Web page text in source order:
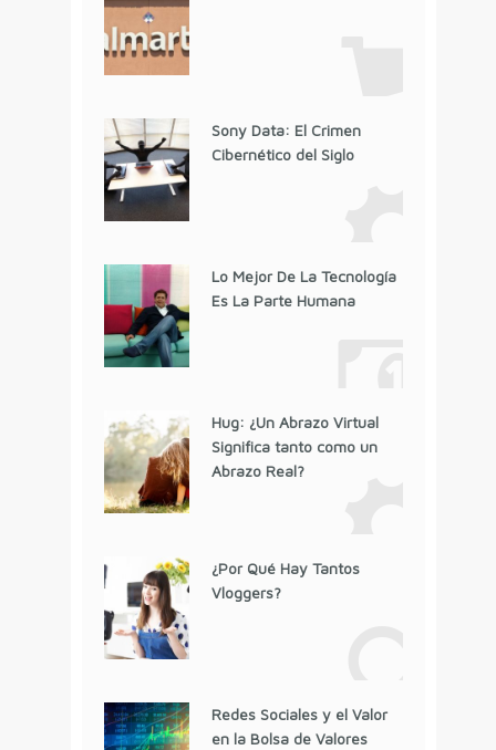
Sony Data: El Crimen
Cibernético del Siglo
Lo Mejor De La Tecnología
Es La Parte Humana
Hug: ¿Un Abrazo Virtual
Significa tanto como un
Abrazo Real?
¿Por Qué Hay Tantos
Vloggers?
Redes Sociales y el Valor
en la Bolsa de Valores